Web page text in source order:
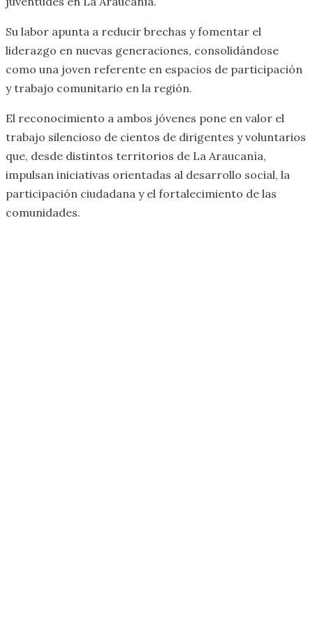
Su labor apunta a reducir brechas y fomentar el
liderazgo en nuevas generaciones, consolidándose
como una joven referente en espacios de participación
y trabajo comunitario en la región.
El reconocimiento a ambos jóvenes pone en valor el
trabajo silencioso de cientos de dirigentes y voluntarios
que, desde distintos territorios de La Araucanía,
impulsan iniciativas orientadas al desarrollo social, la
participación ciudadana y el fortalecimiento de las
comunidades.